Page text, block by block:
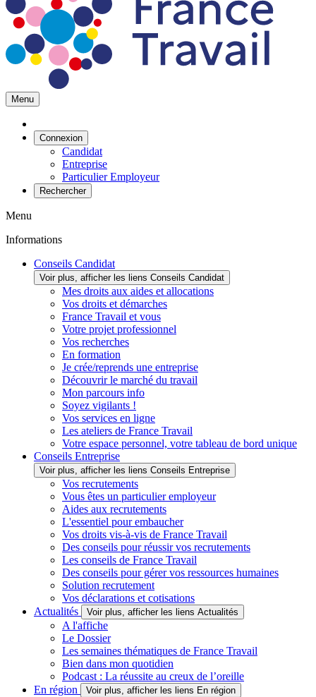
Menu
Connexion
Candidat
Entreprise
Particulier Employeur
Rechercher
Menu
Informations
Conseils Candidat
Voir plus, afficher les liens Conseils Candidat
Mes droits aux aides et allocations
Vos droits et démarches
France Travail et vous
Votre projet professionnel
Vos recherches
En formation
Je crée/reprends une entreprise
Découvrir le marché du travail
Mon parcours info
Soyez vigilants !
Vos services en ligne
Les ateliers de France Travail
Votre espace personnel, votre tableau de bord unique
Conseils Entreprise
Voir plus, afficher les liens Conseils Entreprise
Vos recrutements
Vous êtes un particulier employeur
Aides aux recrutements
L'essentiel pour embaucher
Vos droits vis-à-vis de France Travail
Des conseils pour réussir vos recrutements
Les conseils de France Travail
Des conseils pour gérer vos ressources humaines
Solution recrutement
Vos déclarations et cotisations
Actualités
Voir plus, afficher les liens Actualités
A l'affiche
Le Dossier
Les semaines thématiques de France Travail
Bien dans mon quotidien
Podcast : La réussite au creux de l’oreille
En région
Voir plus, afficher les liens En région